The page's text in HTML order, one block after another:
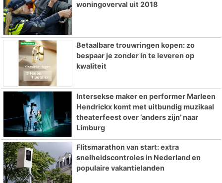
woningoverval uit 2018
Betaalbare trouwringen kopen: zo
bespaar je zonder in te leveren op
kwaliteit
Intersekse maker en performer Marleen
Hendrickx komt met uitbundig muzikaal
theaterfeest over ‘anders zijn’ naar
Limburg
Flitsmarathon van start: extra
snelheidscontroles in Nederland en
populaire vakantielanden